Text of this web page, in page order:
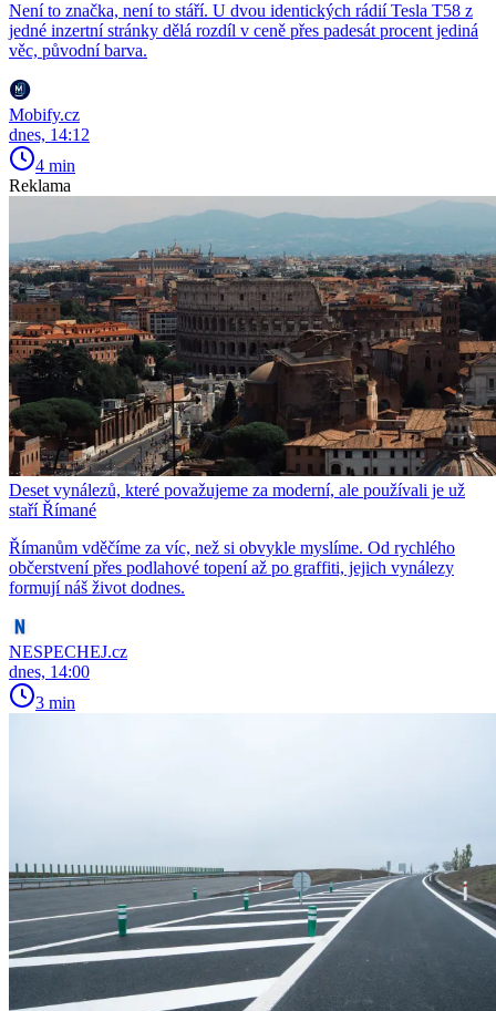
Není to značka, není to stáří. U dvou identických rádií Tesla T58 z
jedné inzertní stránky dělá rozdíl v ceně přes padesát procent jediná
věc, původní barva.
Mobify.cz
dnes, 14:12
4 min
Reklama
Deset vynálezů, které považujeme za moderní, ale používali je už
staří Římané
Římanům vděčíme za víc, než si obvykle myslíme. Od rychlého
občerstvení přes podlahové topení až po graffiti, jejich vynálezy
formují náš život dodnes.
NESPECHEJ.cz
dnes, 14:00
3 min